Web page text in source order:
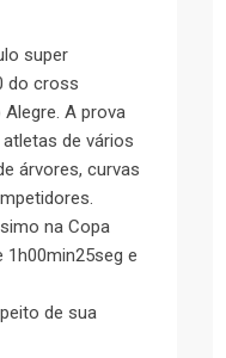
super
do cross
A prova
de vários
árvores, curvas
na Copa
e
de sua